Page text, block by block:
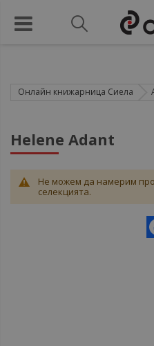
Онлайн книжарница Сиела
Helene Adant
Не можем да намерим
селекцията.